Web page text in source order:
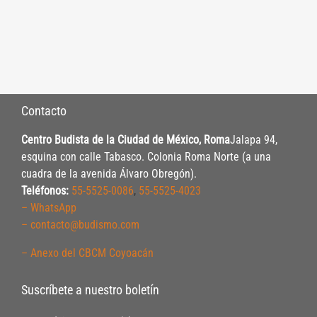
Contacto
Centro Budista de la Ciudad de México, RomaJalapa 94,
esquina con calle Tabasco. Colonia Roma Norte (a una
cuadra de la avenida Álvaro Obregón).
Teléfonos: 55-5525-0086, 55-5525-4023
– WhatsApp
– contacto@budismo.com
– Anexo del CBCM Coyoacán
Suscríbete a nuestro boletín